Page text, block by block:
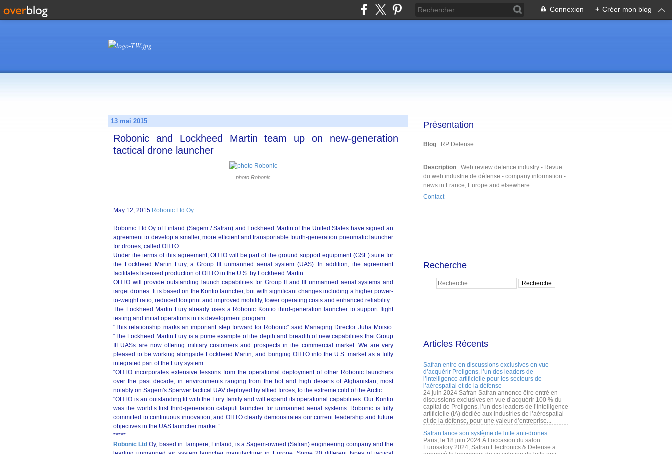
Connexion + Créer mon blog
13 mai 2015
Robonic and Lockheed Martin team up on new-generation
tactical drone launcher
photo Robonic
May 12, 2015 Robonic Ltd Oy
Robonic Ltd Oy of Finland (Sagem / Safran) and Lockheed Martin of the United States have signed an
agreement to develop a smaller, more efficient and transportable fourth-generation pneumatic launcher
for drones, called OHTO.
Under the terms of this agreement, OHTO will be part of the ground support equipment (GSE) suite for
the Lockheed Martin Fury, a Group III unmanned aerial system (UAS). In addition, the agreement
facilitates licensed production of OHTO in the U.S. by Lockheed Martin.
OHTO will provide outstanding launch capabilities for Group II and III unmanned aerial systems and
target drones. It is based on the Kontio launcher, but with significant changes including a higher power-
to-weight ratio, reduced footprint and improved mobility, lower operating costs and enhanced reliability.
The Lockheed Martin Fury already uses a Robonic Kontio third-generation launcher to support flight
testing and initial operations in its development program.
"This relationship marks an important step forward for Robonic" said Managing Director Juha Moisio.
“The Lockheed Martin Fury is a prime example of the depth and breadth of new capabilities that Group
III UASs are now offering military customers and prospects in the commercial market. We are very
pleased to be working alongside Lockheed Martin, and bringing OHTO into the U.S. market as a fully
integrated part of the Fury system.
“OHTO incorporates extensive lessons from the operational deployment of other Robonic launchers
over the past decade, in environments ranging from the hot and high deserts of Afghanistan, most
notably on Sagem's Sperwer tactical UAV deployed by allied forces, to the extreme cold of the Arctic.
"OHTO is an outstanding fit with the Fury family and will expand its operational capabilities. Our Kontio
was the world’s first third-generation catapult launcher for unmanned aerial systems. Robonic is fully
committed to continuous innovation, and OHTO clearly demonstrates our current leadership and future
objectives in the UAS launcher market.”
*****
Robonic Ltd Oy, based in Tampere, Finland, is a Sagem-owned (Safran) engineering company and the
Présentation
Blog : RP Defense
Description : Web review defence industry - Revue
du web industrie de défense - company information -
news in France, Europe and elsewhere ...
Contact
Recherche
Articles Récents
Safran entre en discussions exclusives en vue
d’acquérir Preligens, l’un des leaders de
l’intelligence artificielle pour les secteurs de
l’aérospatial et de la défense
24 juin 2024 Safran Safran annonce être entré en
discussions exclusives en vue d’acquérir 100 % du
capital de Preligens, l’un des leaders de l’intelligence
artificielle (IA) dédiée aux industries de l’aérospatial
et de la défense, pour une valeur d’entreprise...
Safran lance son système de lutte anti-drones
Paris, le 18 juin 2024 À l’occasion du salon
Eurosatory 2024, Safran Electronics & Defense a